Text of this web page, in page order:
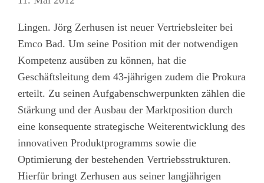
Lingen. Jörg Zerhusen ist neuer Vertriebsleiter bei
Emco Bad. Um seine Position mit der notwendigen
Kompetenz ausüben zu können, hat die
Geschäftsleitung dem 43-jährigen zudem die Prokura
erteilt. Zu seinen Aufgabenschwerpunkten zählen die
Stärkung und der Ausbau der Marktposition durch
eine konsequente strategische Weiterentwicklung des
innovativen Produktprogramms sowie die
Optimierung der bestehenden Vertriebsstrukturen.
Hierfür bringt Zerhusen aus seiner langjährigen